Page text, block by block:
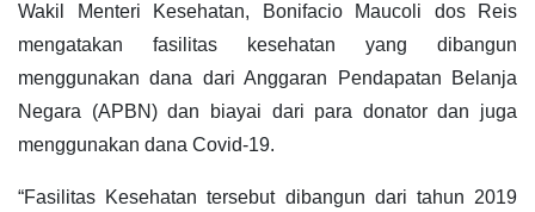
Wakil Menteri Kesehatan, Bonifacio Maucoli dos Reis
mengatakan fasilitas kesehatan yang dibangun
menggunakan dana dari Anggaran Pendapatan Belanja
Negara (APBN) dan biayai dari para donator dan juga
menggunakan dana Covid-19.
“Fasilitas Kesehatan tersebut dibangun dari tahun 2019